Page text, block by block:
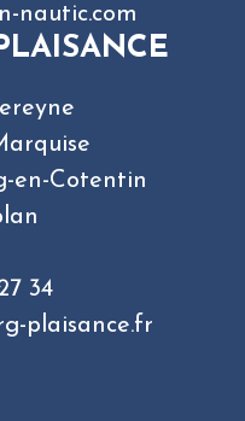
nautic.com
en-Cotentin
34
plaisance.fr